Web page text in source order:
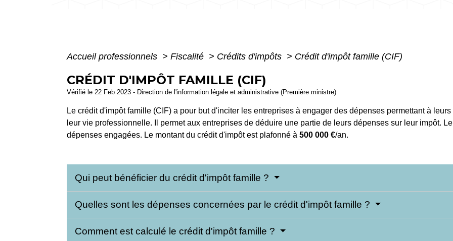
Accueil professionnels > Fiscalité > Crédits d'impôts > Crédit d'impôt famille (CIF)
CRÉDIT D'IMPÔT FAMILLE (CIF)
Vérifié le 22 Feb 2023 - Direction de l'information légale et administrative (Première ministre)
Le crédit d'impôt famille (CIF) a pour but d'inciter les entreprises à engager des dépenses permettant à
leur vie professionnelle. Il permet aux entreprises de déduire une partie de leurs dépenses sur leur impôt.
dépenses engagées. Le montant du crédit d'impôt est plafonné à 500 000 €/an.
Qui peut bénéficier du crédit d'impôt famille ?
Quelles sont les dépenses concernées par le crédit d'impôt famille ?
Comment est calculé le crédit d'impôt famille ?